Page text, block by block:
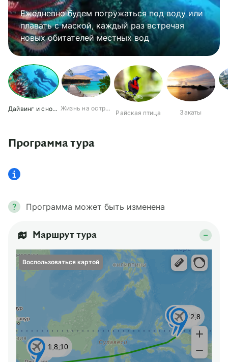
Ежедневно будем погружаться под воду или
плавать с маской, каждый раз встречая
новых обитателей местных вод
Поживем островной жизнью вдали от
цивилизации: массовый туризм еще не
добрался до архипелага
Познакомимся с уникальными флорой и
фауной архипелага
Насладимся удивительно красивыми
закатами, которых нет ни в одном другом
месте
Прогуляемся по Джакарте — крупнейшему
мегаполису Юго-Восточной Азии
Дайвинг и снорклинг Жизнь на острове
Райская птица Закаты
Программа тура
? Программа может быть изменена
Маршрут тура
Воспользоваться картой